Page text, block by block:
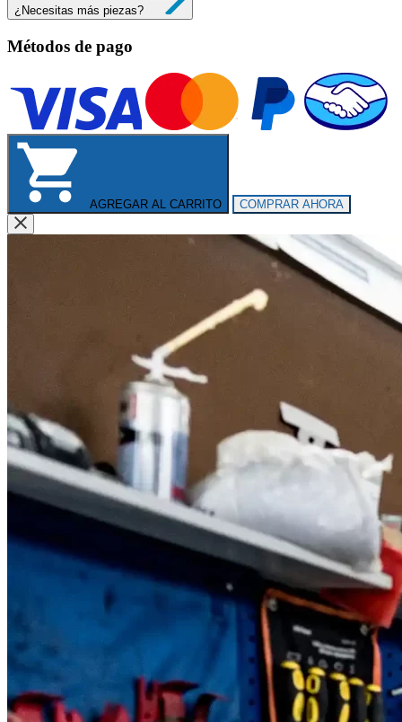
¿Necesitas más piezas?
Métodos de pago
AGREGAR AL CARRITO COMPRAR AHORA